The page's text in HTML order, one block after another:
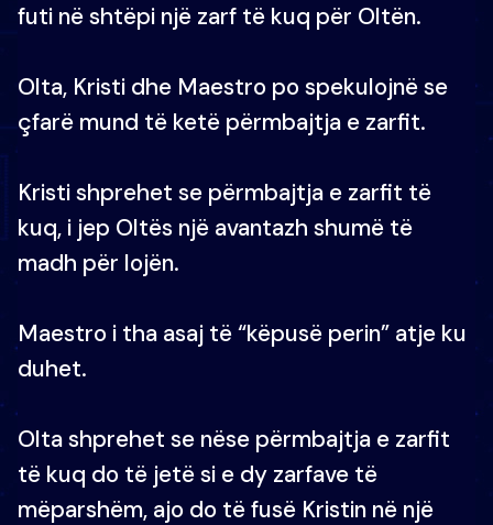
futi në shtëpi një zarf të kuq për Oltën.
Olta, Kristi dhe Maestro po spekulojnë se
çfarë mund të ketë përmbajtja e zarfit.
Kristi shprehet se përmbajtja e zarfit të
kuq, i jep Oltës një avantazh shumë të
madh për lojën.
Maestro i tha asaj të “këpusë perin” atje ku
duhet.
Olta shprehet se nëse përmbajtja e zarfit
të kuq do të jetë si e dy zarfave të
mëparshëm, ajo do të fusë Kristin në një